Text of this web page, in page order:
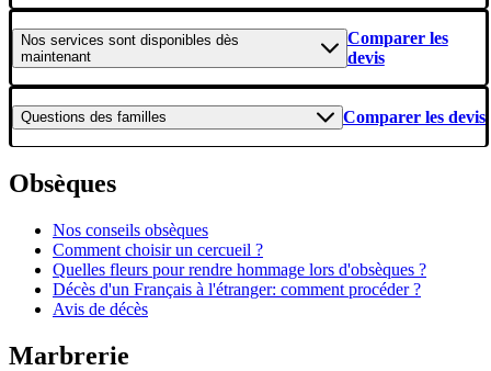
Nos services sont disponibles dès
maintenant
Comparer les
devis
Questions des familles Comparer les devis
Obsèques
Nos conseils obsèques
Comment choisir un cercueil ?
Quelles fleurs pour rendre hommage lors d'obsèques ?
Décès d'un Français à l'étranger: comment procéder ?
Avis de décès
Marbrerie